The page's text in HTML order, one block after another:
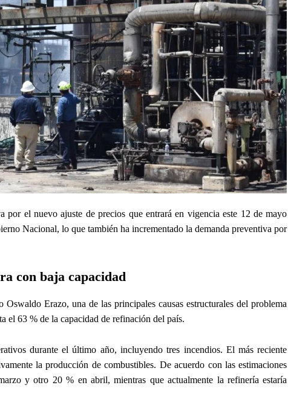
por el nuevo ajuste de precios que entrará en vigencia este 12 de mayo
Nacional, lo que también ha incrementado la demanda preventiva por
con baja capacidad
Erazo, una de las principales causas estructurales del problema
el 63 % de la capacidad de refinación del país.
durante el último año, incluyendo tres incendios. El más reciente
la producción de combustibles. De acuerdo con las estimaciones
y otro 20 % en abril, mientras que actualmente la refinería estaría